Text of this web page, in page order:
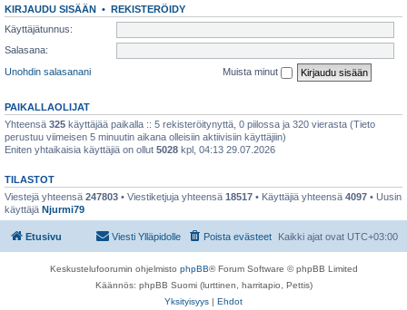
KIRJAUDU SISÄÄN • REKISTERÖIDY
Käyttäjätunnus:
Salasana:
Unohdin salasanani
Muista minut
PAIKALLAOLIJAT
Yhteensä 325 käyttäjää paikalla :: 5 rekisteröitynyttä, 0 piilossa ja 320 vierasta (Tieto
perustuu viimeisen 5 minuutin aikana olleisiin aktiivisiin käyttäjiin)
Eniten yhtaikaisia käyttäjiä on ollut 5028 kpl, 04:13 29.07.2026
TILASTOT
Viestejä yhteensä 247803 • Viestiketjuja yhteensä 18517 • Käyttäjiä yhteensä 4097 • Uusin
käyttäjä Njurmi79
Etusivu Kaikki ajat ovat UTC+03:00
Poista evästeet
Viesti Ylläpidolle
Keskustelufoorumin ohjelmisto phpBB® Forum Software © phpBB Limited
Käännös: phpBB Suomi (lurttinen, harritapio, Pettis)
Yksityisyys | Ehdot